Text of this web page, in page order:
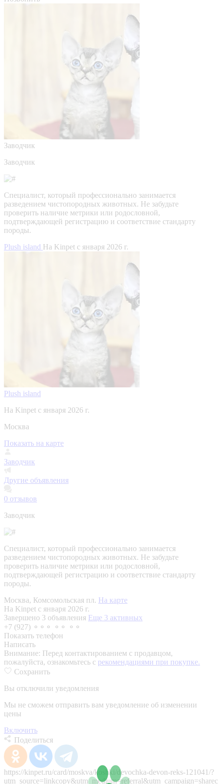
Заводчик
Заводчик
Специалист, который профессионально занимается
разведением чистопородных животных. Не забудьте
проверить наличие метрики или родословной,
подтверждающей регистрацию и соответствие стандарту
породы.
Plush island На Kinpet c января 2026 г.
Plush island
На Kinpet c января 2026 г.
Москва
Показать на карте
Заводчик
Другие объявления
0 отзывов
Заводчик
Специалист, который профессионально занимается
разведением чистопородных животных. Не забудьте
проверить наличие метрики или родословной,
подтверждающей регистрацию и соответствие стандарту
породы.
Москва, Комсомольская пл. На карте
На Kinpet c января 2026 г.
Завершено 3 объявления Еще 3 активных
+7 (927) ⚬⚬⚬ ⚬⚬ ⚬⚬
Показать телефон
Написать
Внимание: Перед контактированием с продавцом,
пожалуйста, ознакомьтесь с рекомендациями при покупке.
Сохранить
Вы отключили уведомления
Мы не сможем отправить вам уведомление об изменении
цены
Включить
Поделиться
https://kinpet.ru/card/moskva/koshki/devochka-devon-reks-121041/?